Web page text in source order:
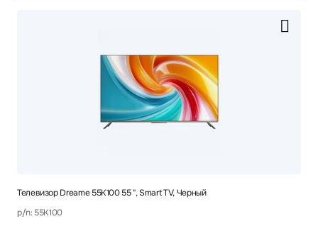
Телевизор Dreame 55K100 55 ", Smart TV, Черный
p/n: 55K100